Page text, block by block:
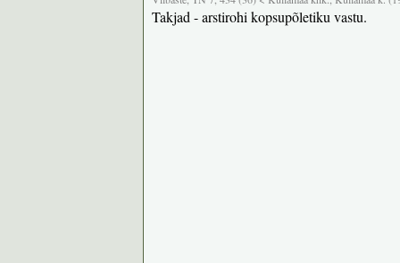
Takjad - arstirohi kopsupõletiku vastu.